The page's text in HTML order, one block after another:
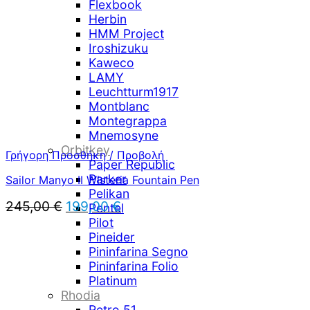
Flexbook
Herbin
HMM Project
Iroshizuku
Kaweco
LAMY
Leuchtturm1917
Montblanc
Montegrappa
Mnemosyne
Orbitkey
Paper Republic
Parker
Pelikan
Pentel
Pilot
Pineider
Pininfarina Segno
Pininfarina Folio
Platinum
Rhodia
Γρήγορη Προσθήκη / Προβολή
Sailor Manyo II Wisteria Fountain Pen
245,00€ Original
price
245,00 €.
199,00€Η
τρέχουσα
τιμή
είναι:
199,00 €.